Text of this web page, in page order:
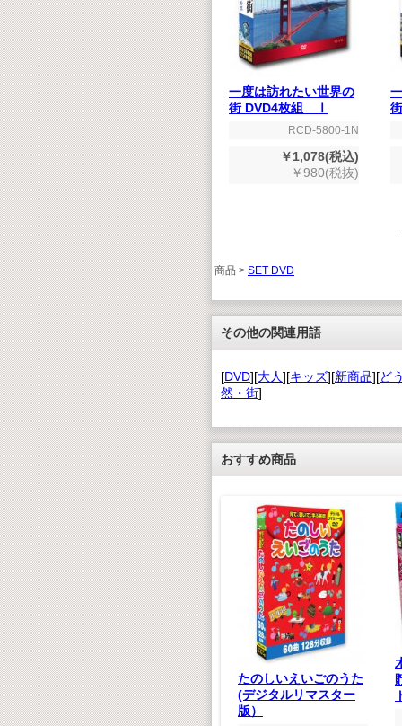
一度は訪れたい世界の
街 DVD4枚組 Ⅰ
RCD-5800-1N
￥1,078(税込)
￥980(税抜)
商品 > SET DVD
その他の関連用語
[DVD][大人][キッズ][新商品][ど
然・街]
おすすめ商品
し(デ
ー版）
税込)
知育パズル にほんち
ず
¥ 880(税込)
¥800(税抜)
たのしいえいごのうた
(デジタルリマスター
版）